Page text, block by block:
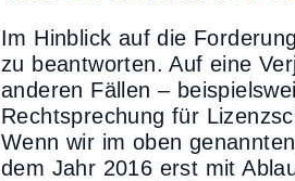
Im Hinblick auf die
zu beantworten. Auf eine
anderen Fällen –
Rechtsprechung für
Wenn wir im oben
dem Jahr 2016 erst mit